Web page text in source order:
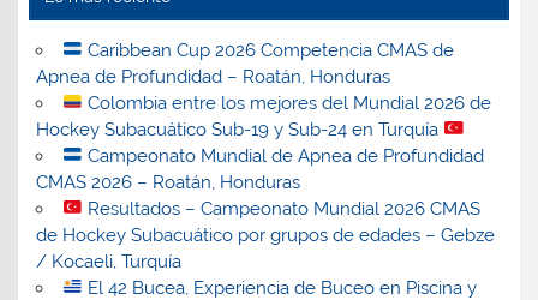
Caribbean Cup 2026 Competencia CMAS de
Apnea de Profundidad – Roatán, Honduras
Colombia entre los mejores del Mundial 2026 de
Hockey Subacuático Sub-19 y Sub-24 en Turquía
Campeonato Mundial de Apnea de Profundidad
CMAS 2026 – Roatán, Honduras
Resultados – Campeonato Mundial 2026 CMAS
de Hockey Subacuático por grupos de edades – Gebze
/ Kocaeli, Turquía
El 42 Bucea, Experiencia de Buceo en Piscina y